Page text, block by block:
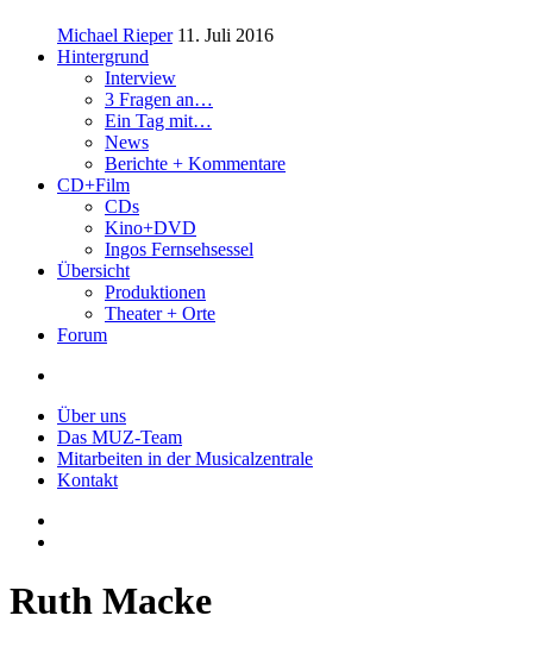
Michael Rieper 11. Juli 2016
Hintergrund
Interview
3 Fragen an…
Ein Tag mit…
News
Berichte + Kommentare
CD+Film
CDs
Kino+DVD
Ingos Fernsehsessel
Übersicht
Produktionen
Theater + Orte
Forum
Über uns
Das MUZ-Team
Mitarbeiten in der Musicalzentrale
Kontakt
Ruth Macke